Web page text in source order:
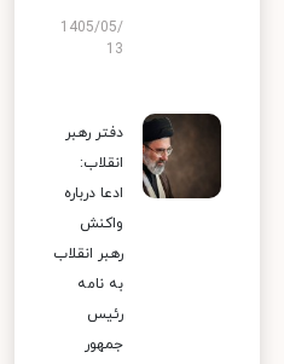
1405/05/
13
دفتر رهبر
انقلاب:
ادعا درباره
واکنش
رهبر انقلاب
به نامه
رئیس
جمهور